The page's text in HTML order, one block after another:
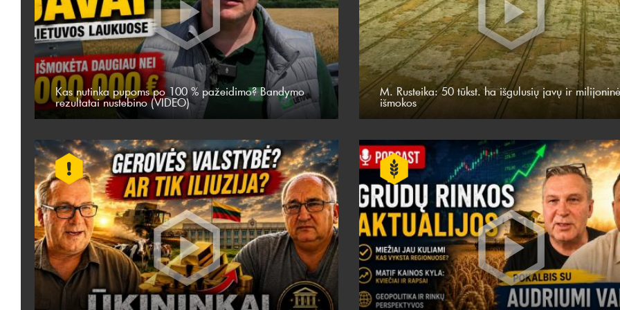
Kas nutinka pupoms po 100 % pažeidimo? Bandymo
rezultatai nustebino (VIDEO)
M. Rusteika: 50 tūkst. ha išgulusių javų ir
išmokos